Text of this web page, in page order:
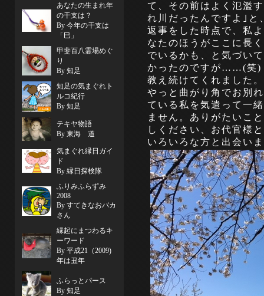
て、その前はよく氾濫
れ川だったんですよ｣と
返事をした時点で、私
なたのほうがここに長
でいるかも、と気づい
かったのですが……(笑)
教え続けてくれました
やっと曲がり角でお別
ている私を気遣って一
ません。ありがたいこ
しください、お代官様
いろいろな方と出会
あなたの生まれ年
の干支は？
By 今年の干支は
「巳」
甲斐百八霊場めぐ
り
By 知足
知足の気まぐれト
ルコ紀行
By 知足
テキヤ物語
By 東海 道
気まぐれ縁日ガイ
ド
By 縁日探検隊
ふりみふらずみ
2008
By すてきなおバカ
さん
縁起にまつわるキ
ーワード
By 平成21（2009)
年は丑年
ふらっとパース
By 知足